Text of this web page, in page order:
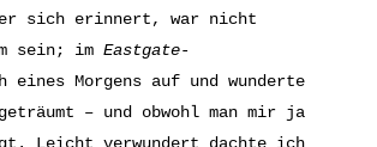
sich erinnert, war nicht
sein; im Eastgate-
Morgens auf und wunderte
– und obwohl man mir ja
Leicht verwundert dachte ich